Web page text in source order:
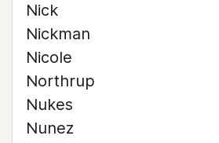
Nick
Nickman
Nicole
Northrup
Nukes
Nunez